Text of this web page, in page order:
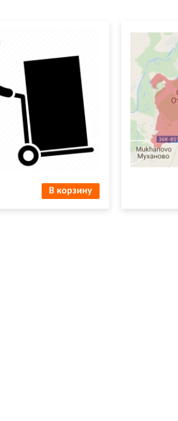
заказчик -
В корзину
Доставка
Отрадный,